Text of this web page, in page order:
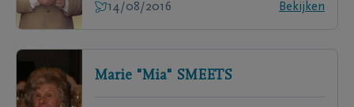
14/08/2016
Bekijken
Marie "Mia" SMEETS